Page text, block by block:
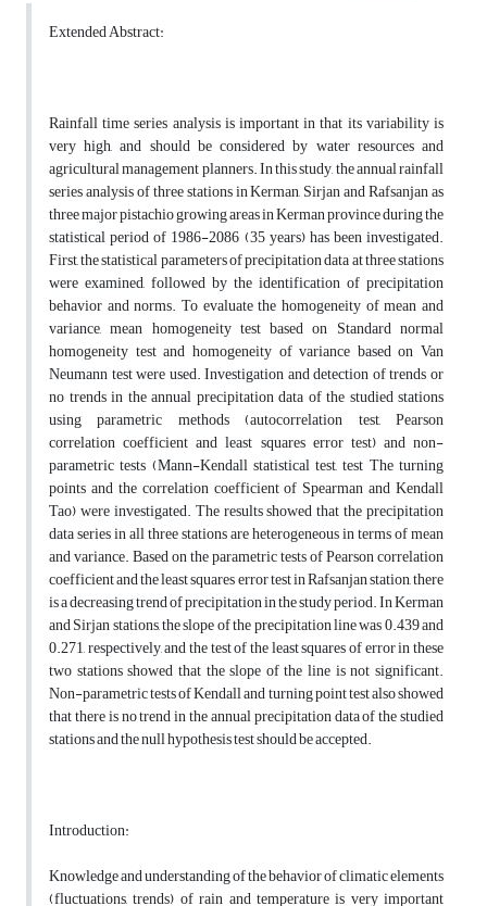
Extended Abstract:
Rainfall time series analysis is important in that its variability is
very high, and should be considered by water resources and
agricultural management planners. In this study, the annual rainfall
series analysis of three stations in Kerman, Sirjan and Rafsanjan as
three major pistachio growing areas in Kerman province during the
statistical period of 1986-2086 (35 years) has been investigated.
First, the statistical parameters of precipitation data at three stations
were examined, followed by the identification of precipitation
behavior and norms. To evaluate the homogeneity of mean and
variance, mean homogeneity test based on Standard normal
homogeneity test and homogeneity of variance based on Van
Neumann test were used. Investigation and detection of trends or
no trends in the annual precipitation data of the studied stations
using parametric methods (autocorrelation test, Pearson
correlation coefficient and least squares error test) and non-
parametric tests (Mann-Kendall statistical test, test The turning
points and the correlation coefficient of Spearman and Kendall
Tao) were investigated. The results showed that the precipitation
data series in all three stations are heterogeneous in terms of mean
and variance. Based on the parametric tests of Pearson correlation
coefficient and the least squares error test in Rafsanjan station, there
is a decreasing trend of precipitation in the study period. In Kerman
and Sirjan stations, the slope of the precipitation line was 0.439 and
0.271, respectively, and the test of the least squares of error in these
two stations showed that the slope of the line is not significant.
Non-parametric tests of Kendall and turning point test also showed
that there is no trend in the annual precipitation data of the studied
stations and the null hypothesis test should be accepted.
Introduction:
Knowledge and understanding of the behavior of climatic elements
(fluctuations, trends) of rain and temperature is very important